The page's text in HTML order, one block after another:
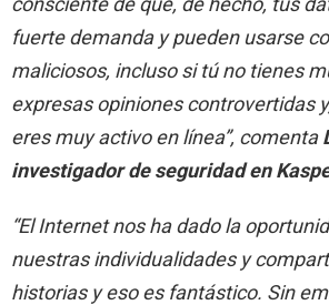
fuerte demanda y pueden usarse
maliciosos, incluso si tú no tienes
expresas opiniones controvertidas
eres muy activo en línea”, comenta
investigador de seguridad en
“El Internet nos ha dado la
nuestras individualidades y
historias y eso es fantástico. Sin